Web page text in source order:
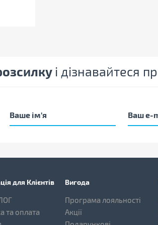
і дізнавайтеся
для Клієнтів
та оплата
Вигода
Програма лояльності
Акції